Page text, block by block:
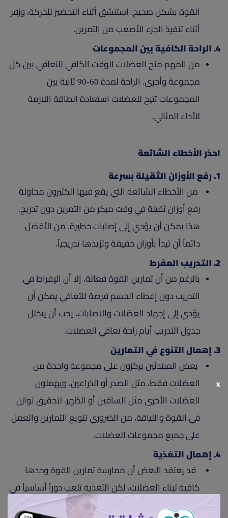
القوة بشكل صحيح. استنشق أثناء التحضير للحركة، وزفر
أثناء تنفيذ الجزء الأصعب من التمرين.
4. الراحة الكافية بين المجموعات
من المهم منح العضلات الوقت الكافي للتعافي بين كل
مجموعة وأخرى. الراحة لمدة 60-90 ثانية بين
المجموعات تتيح للعضلات استعادة الطاقة اللازمة
للأداء المثالي.
احذر الأخطاء الشائعة
1. رفع الأوزان الثقيلة بسرعة
من الأخطاء الشائعة التي يقع فيها الكثيرون محاولة
رفع أوزان ثقيلة في وقت مبكر من التمرين دون تدريج.
هذا يمكن أن يؤدي إلى إصابات خطيرة. من الأفضل
دائماً أن تبدأ بأوزان خفيفة وتزيدها تدريجياً.
2. التدريب المفرط
بالرغم من أن تمارين القوة فعالة، إلا أن الإفراط في
التدريب دون إعطاء الجسم فرصة للتعافي يمكن أن
يؤدي إلى إجهاد العضلات والاصابات. يجب أن يتخلل
جدول التدريب أيام راحة تعافي العضلات.
3. إهمال التنوع في التمارين
بعض المبتدئين يركزون على مجموعة واحدة من
العضلات فقط، مثل الصدر أو الذراعين، ويهملون
العضلات الأخرى مثل الساقين أو الظهر. لتحقيق توازن
في القوة واللياقة، من الضروري تنويع التمارين والعمل
على جميع مجموعات العضلات.
4. إهمال التغذية
قد يعتقد البعض أن ممارسة تمارين القوة وحدها
كافية لبناء العضلات، لكن التغذية تلعب دوراً أساسياً في
هذه العملية. يجب تناول البروتينات والكربوهيدرات
x